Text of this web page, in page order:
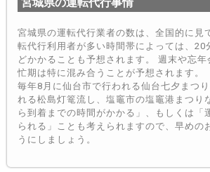
宮城県の運転代行事情
宮城県の運転代行業者の数は、全国的に見
転代行利用者が多い時間帯によっては、20
どかかることも予想されます。 週末や忘
忙期は特に混み合うことが予想されます。
毎年8月に仙台市で行われる仙台七夕まつ
れる松島灯篭流し、塩竈市の塩竈港まつり
ら到着までの時間がかかる」、もしくは「
られる」ことも考えられますので、早めの
うにしましょう。